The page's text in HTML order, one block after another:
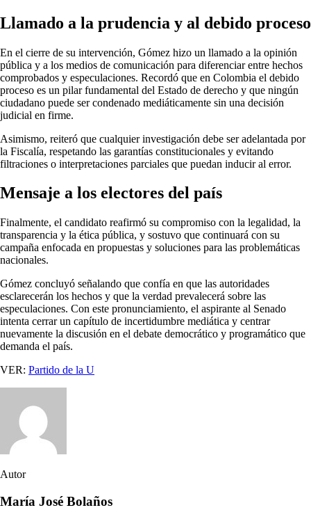
Llamado a la prudencia y al debido proceso
En el cierre de su intervención, Gómez hizo un llamado a la opinión
pública y a los medios de comunicación para diferenciar entre hechos
comprobados y especulaciones. Recordó que en Colombia el debido
proceso es un pilar fundamental del Estado de derecho y que ningún
ciudadano puede ser condenado mediáticamente sin una decisión
judicial en firme.
Asimismo, reiteró que cualquier investigación debe ser adelantada por
la Fiscalía, respetando las garantías constitucionales y evitando
filtraciones o interpretaciones parciales que puedan inducir al error.
Mensaje a los electores del país
Finalmente, el candidato reafirmó su compromiso con la legalidad, la
transparencia y la ética pública, y sostuvo que continuará con su
campaña enfocada en propuestas y soluciones para las problemáticas
nacionales.
Gómez concluyó señalando que confía en que las autoridades
esclarecerán los hechos y que la verdad prevalecerá sobre las
especulaciones. Con este pronunciamiento, el aspirante al Senado
intenta cerrar un capítulo de incertidumbre mediática y centrar
nuevamente la discusión en el debate democrático y programático que
demanda el país.
VER: Partido de la U
Autor
María José Bolaños